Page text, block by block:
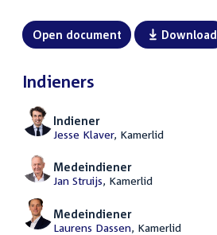
Open document Download
Indieners
Indiener
Jesse Klaver, Kamerlid
Medeindiener
Jan Struijs, Kamerlid
Medeindiener
Laurens Dassen, Kamerlid